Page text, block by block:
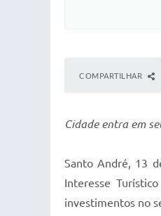
COMPARTILHAR
Cidade entra em
Santo André, 13
Interesse
investimentos no